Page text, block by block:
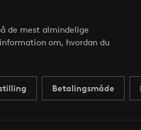
de mest almindelige
om, hvordan du
Betalingsmåde